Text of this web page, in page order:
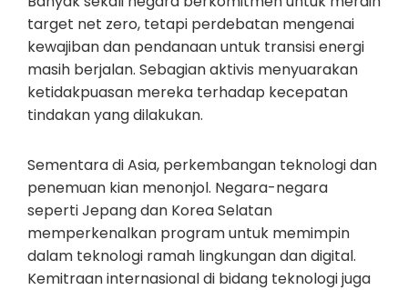
target net zero, tetapi perdebatan mengenai
kewajiban dan pendanaan untuk transisi energi
masih berjalan. Sebagian aktivis menyuarakan
ketidakpuasan mereka terhadap kecepatan
tindakan yang dilakukan.
Sementara di Asia, perkembangan teknologi dan
penemuan kian menonjol. Negara-negara
seperti Jepang dan Korea Selatan
memperkenalkan program untuk memimpin
dalam teknologi ramah lingkungan dan digital.
Kemitraan internasional di bidang teknologi juga